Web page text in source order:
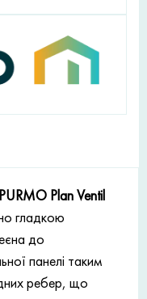
PURMO Plan Ventil
гладкою
до
панелі таким
ребер, що